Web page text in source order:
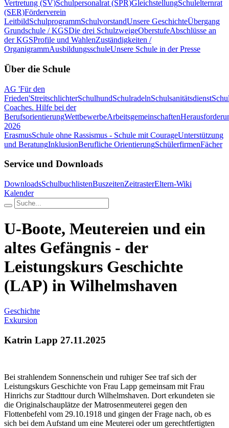
Vertretung (SV)Schulpersonalrat (SPR)GleichstellungSchulelternrat
(SER)Förderverein
LeitbildSchulprogrammSchulvorstandUnsere GeschichteÜbergang
Grundschule / KGSDie drei SchulzweigeOberstufeAbschlüsse an
der KGSProfile und WahlenZuständigkeiten /
OrganigrammAusbildungsschuleUnsere Schule in der Presse
Über die Schule
AG 'Für den
Frieden'StreitschlichterSchulhundSchulradelnSchulsanitätsdienst
Coaches. Hilfe bei der
BerufsorientierungWettbewerbeArbeitsgemeinschaften
2026
ErasmusSchule ohne Rassismus - Schule mit CourageUnterstützung
und BeratungInklusionBerufliche OrientierungSchülerfirmenFächer
Service und Downloads
DownloadsSchulbuchlistenBuszeitenZeitrasterEltern-Wiki
Kalender
U-Boote, Meutereien und ein
altes Gefängnis - der
Leistungskurs Geschichte
(LAP) in Wilhelmshaven
Geschichte
Exkursion
Katrin Lapp 27.11.2025
Bei strahlendem Sonnenschein und ruhiger See traf sich der
Leistungskurs Geschichte von Frau Lapp gemeinsam mit Frau
Hinrichs zur Stadttour durch Wilhelmshaven. Dort erkundeten sie
die Originalschauplätze der Matrosenmeuterei gegen den
Flottenbefehl vom 29.10.1918 und gingen der Frage nach, ob es
sich bei dem Aufstand um eine Meuterei oder um gerechtfertigten